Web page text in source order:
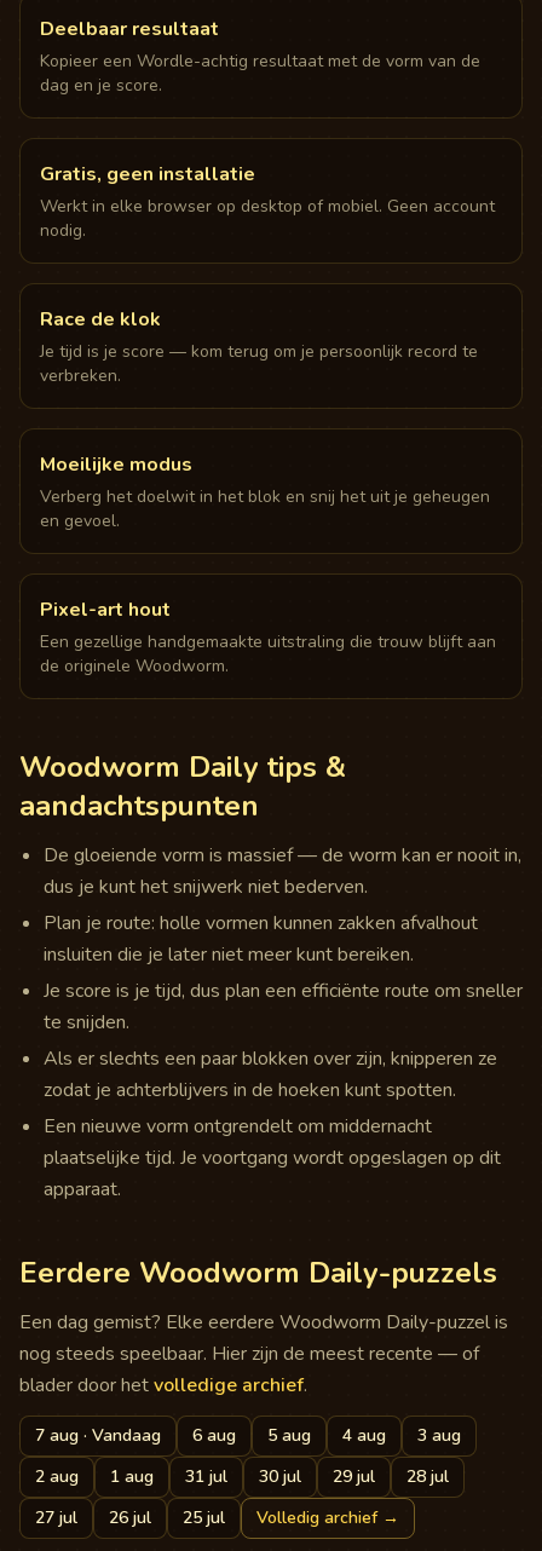
Deelbaar resultaat
Kopieer een Wordle-achtig resultaat met de vorm van de
dag en je score.
Gratis, geen installatie
Werkt in elke browser op desktop of mobiel. Geen account
nodig.
Race de klok
Je tijd is je score — kom terug om je persoonlijk record te
verbreken.
Moeilijke modus
Verberg het doelwit in het blok en snij het uit je geheugen
en gevoel.
Pixel-art hout
Een gezellige handgemaakte uitstraling die trouw blijft aan
de originele Woodworm.
Woodworm Daily tips &
aandachtspunten
De gloeiende vorm is massief — de worm kan er nooit in,
dus je kunt het snijwerk niet bederven.
Plan je route: holle vormen kunnen zakken afvalhout
insluiten die je later niet meer kunt bereiken.
Je score is je tijd, dus plan een efficiënte route om sneller
te snijden.
Als er slechts een paar blokken over zijn, knipperen ze
zodat je achterblijvers in de hoeken kunt spotten.
Een nieuwe vorm ontgrendelt om middernacht
plaatselijke tijd. Je voortgang wordt opgeslagen op dit
apparaat.
Eerdere Woodworm Daily-puzzels
Een dag gemist? Elke eerdere Woodworm Daily-puzzel is
nog steeds speelbaar. Hier zijn de meest recente — of
blader door hetvolledige archief.
7 aug · Vandaag 6 aug 5 aug 4 aug
3 aug
2 aug
1 aug 31 jul 30 jul 29 jul
28 jul
27 jul
26 jul 25 jul Volledig archief→